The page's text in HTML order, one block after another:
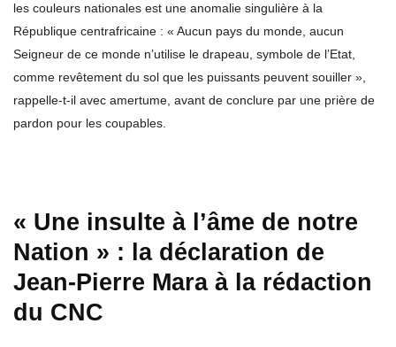
les couleurs nationales est une anomalie singulière à la
République centrafricaine : « Aucun pays du monde, aucun
Seigneur de ce monde n’utilise le drapeau, symbole de l’Etat,
comme revêtement du sol que les puissants peuvent souiller »,
rappelle-t-il avec amertume, avant de conclure par une prière de
pardon pour les coupables.
« Une insulte à l’âme de notre
Nation » : la déclaration de
Jean-Pierre Mara à la rédaction
du CNC